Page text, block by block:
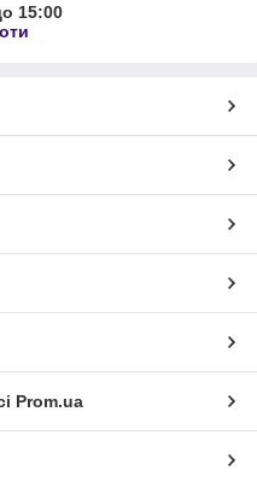
15:00
Prom.ua